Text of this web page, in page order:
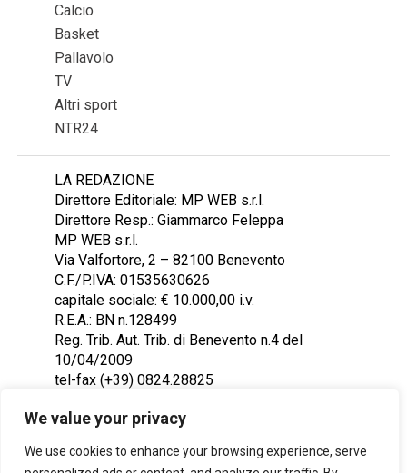
We value your privacy
We use cookies to enhance your browsing experience, serve
Calcio
Basket
Pallavolo
TV
Altri sport
NTR24
LA REDAZIONE
Direttore Editoriale: MP WEB s.r.l.
Direttore Resp.: Giammarco Feleppa
MP WEB s.r.l.
Via Valfortore, 2 – 82100 Benevento
C.F./P.IVA: 01535630626
capitale sociale: € 10.000,00 i.v.
R.E.A.: BN n.128499
Reg. Trib. Aut. Trib. di Benevento n.4 del
10/04/2009
tel-fax (+39) 0824.28825